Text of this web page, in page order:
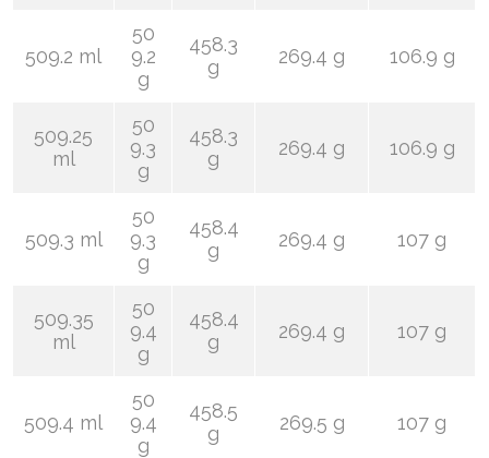
509.2 ml
50
9.2
g
458.3
g
269.4 g 106.9 g
509.25
ml
50
9.3
g
458.3
g
269.4 g 106.9 g
509.3 ml
50
9.3
g
458.4
g
269.4 g 107 g
509.35
ml
50
9.4
g
458.4
g
269.4 g 107 g
509.4 ml
50
9.4
g
458.5
g
269.5 g 107 g